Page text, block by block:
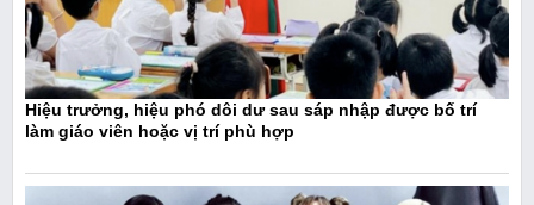
Hiệu trưởng, hiệu phó dôi dư sau sáp nhập được bố trí
làm giáo viên hoặc vị trí phù hợp